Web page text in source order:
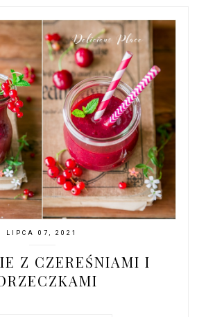
LIPCA 07, 2021
Z CZEREŚNIAMI I